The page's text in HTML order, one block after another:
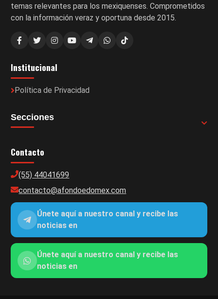
temas relevantes para los mexiquenses. Comprometidos
con la información veraz y oportuna desde 2015.
Institucional
Política de Privacidad
Secciones
Contacto
(55) 44041699
contacto@afondoedomex.com
Únete aquí a nuestro canal y recibe las
noticias en
Únete aquí a nuestro canal y recibe las
noticias en